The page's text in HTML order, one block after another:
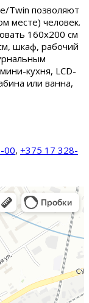
Twin позволяют
месте) человек.
160х200 см
шкаф, рабочий
кухня, LCD-
или ванна,
00, +375 17 328-